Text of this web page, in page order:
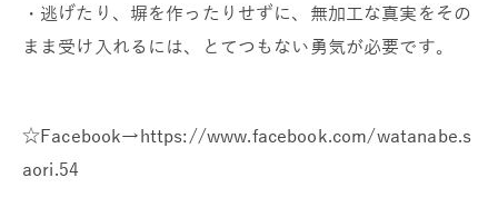
・逃げたり、塀を作ったりせずに、無加工な真実をその
まま受け入れるには、とてつもない勇気が必要です。
☆Facebook→https://www.facebook.com/watanabe.s
aori.54